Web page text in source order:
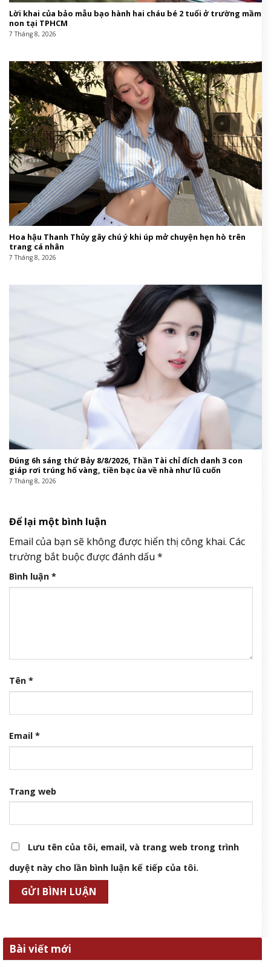
Lời khai của bảo mẫu bạo hành hai cháu bé 2 tuổi ở trường mầm
non tại TPHCM
7 Tháng 8, 2026
Hoa hậu Thanh Thủy gây chú ý khi úp mở chuyện hẹn hò trên
trang cá nhân
7 Tháng 8, 2026
Đúng 6h sáng thứ Bảy 8/8/2026, Thần Tài chỉ đích danh 3 con
giáp rơi trúng hố vàng, tiền bạc ùa về nhà như lũ cuốn
7 Tháng 8, 2026
Để lại một bình luận
Email của bạn sẽ không được hiển thị công khai. Các
trường bắt buộc được đánh dấu *
Bình luận *
Tên *
Email *
Trang web
Lưu tên của tôi, email, và trang web trong trình
duyệt này cho lần bình luận kế tiếp của tôi.
Bài viết mới